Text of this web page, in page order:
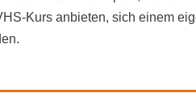
Kurs anbieten, sich einem